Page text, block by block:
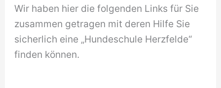
Wir haben hier die folgenden Links für Sie
zusammen getragen mit deren Hilfe Sie
sicherlich eine „Hundeschule Herzfelde“
finden können.